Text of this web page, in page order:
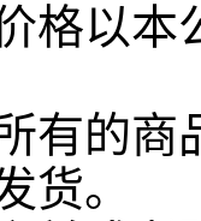
格以
有的
货。